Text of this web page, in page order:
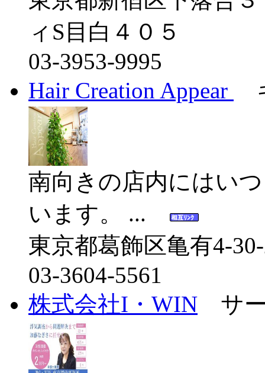
ィS目白４０５
03-3953-9995
Hair Creation Appear
南向きの店内にはい
います。 ...
東京都葛飾区亀有4-
03-3604-5561
株式会社I・WIN サ